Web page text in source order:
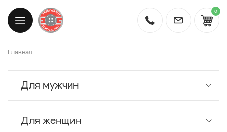
0
Главная
Для мужчин
Для женщин